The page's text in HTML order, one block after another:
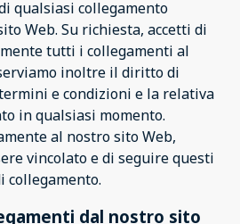
qualsiasi collegamento
Web. Su richiesta, accetti di
tutti i collegamenti al
inoltre il diritto di
e condizioni e la relativa
in qualsiasi momento.
al nostro sito Web,
vincolato e di seguire questi
collegamento.
dal nostro sito